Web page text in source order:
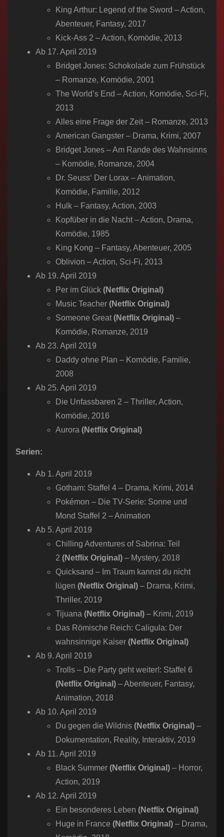
King Arthur: Legend of the Sword – Action,
Abenteuer, Fantasy, 2017
Kick-Ass 2 – Action, Komödie, 2013
Ab 17. April 2019
Bridget Jones: Schokolade zum Frühstück
– Romanze, Komödie, 2001
The World’s End – Action, Komödie, Sci-Fi,
2013
Alles eine Frage der Zeit – Romanze, 2013
American Gangster – Drama, Krimi, 2007
Bridget Jones – Am Rande des Wahnsinns
– Komödie, Romanze, 2004
Dr. Seuss‘ Der Lorax – Animation,
Komödie, Familie, 2012
Hulk – Fantasy, Action, 2003
Kopfüber in die Nacht – Action, Drama,
Komödie, 1985
King Kong – Fantasy, Abenteuer, 2005
Oblivion – Action, Sci-Fi, 2013
Ab 19. April 2019
Per im Glück (Netflix Original)
Music Teacher (Netflix Original)
Someone Great (Netflix Original) –
Komödie, Romanze, 2019
Ab 23. April 2019
Daddy ohne Plan – Komödie, Familie,
2008
Ab 25. April 2019
Die Unfassbaren 2 – Thriller, Action,
Komödie, 2016
Aurora (Netflix Original)
Serien:
Ab 1. April 2019
Gotham: Staffel 4 – Drama, Krimi, 2014
Pokémon – Die TV-Serie: Sonne und
Mond Staffel 2 – Animation
Ab 5. April 2019
Chilling Adventures of Sabrina: Teil
2 (Netflix Original) – Mystery, 2018
Quicksand – Im Traum kannst du nicht
lügen (Netflix Original) – Drama, Krimi,
Thriller, 2019
Tijuana (Netflix Original) – Krimi, 2019
Das Römische Reich: Caligula: Der
wahnsinnige Kaiser (Netflix Original)
Ab 9. April 2019
Trolls – Die Party geht weiter!: Staffel 6
(Netflix Original) – Abenteuer, Fantasy,
Animation, 2018
Ab 10. April 2019
Du gegen die Wildnis (Netflix Original) –
Dokumentation, Reality, Interaktiv, 2019
Ab 11. April 2019
Black Summer (Netflix Original) – Horror,
Action, 2019
Ab 12. April 2019
Ein besonderes Leben (Netflix Original)
Huge in France (Netflix Original) – Drama,